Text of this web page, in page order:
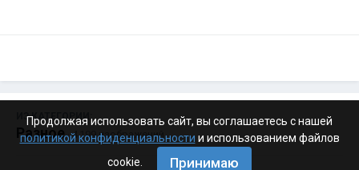
ИЗ КАТЕГОРИИ:
Разное · 4 199 изображений
Продолжая использовать сайт, вы соглашаетесь с нашей
политикой конфиденциальности и использованием файлов
cookie.
Принимаю